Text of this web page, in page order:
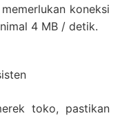
koneksi
4 MB / detik.
toko, pastikan